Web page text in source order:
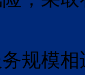
务规模